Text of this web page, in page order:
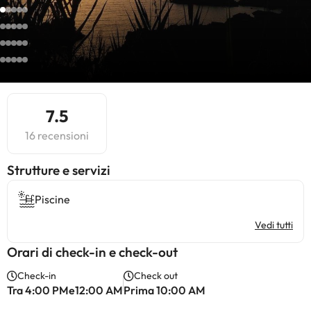
7.5
16 recensioni
​Strutture e servizi
Piscine
Vedi tutti
Orari di check-in e check-out
Check-in
Tra 4:00 PMe12:00 AM
Check out
Prima 10:00 AM